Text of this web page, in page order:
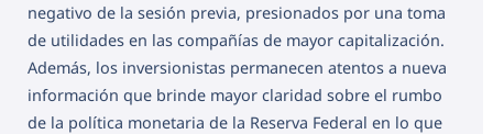
negativo de la sesión previa, presionados por una toma
de utilidades en las compañías de mayor capitalización.
Además, los inversionistas permanecen atentos a nueva
información que brinde mayor claridad sobre el rumbo
de la política monetaria de la Reserva Federal en lo que